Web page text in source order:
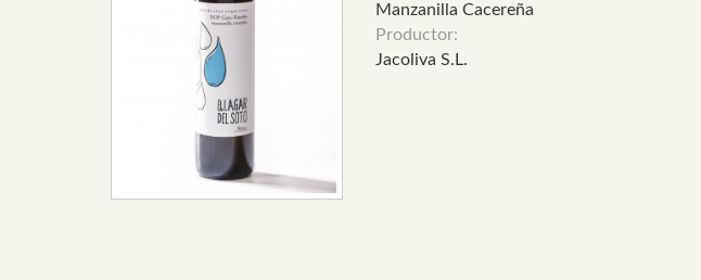
Manzanilla Cacereña
Productor:
Jacoliva S.L.